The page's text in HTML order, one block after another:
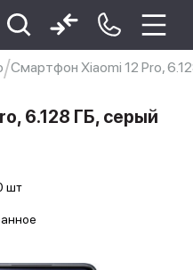
12c
Смартфон Xiaomi 12 Pro,
6.128 ГБ, серый
шт